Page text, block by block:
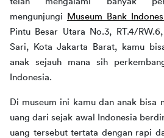
mengunjungi
Museum Bank
Pintu Besar Utara No.3, RT.4/
Sari, Kota Jakarta Barat, kamu
anak sejauh mana sih
Indonesia.
Di museum ini kamu dan anak bisa
uang dari sejak awal Indonesia
uang tersebut tertata dengan rapi